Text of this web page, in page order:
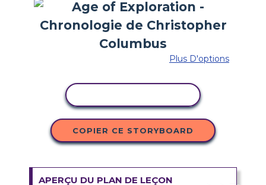
Plus D'options
COPIER CE STORYBOARD
APERÇU DU PLAN DE LEÇON